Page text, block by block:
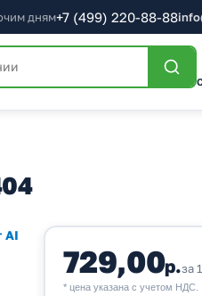
дням+7 (499) 220-88-88
AI
729,00р.за
* цена указана с учетом НДС.